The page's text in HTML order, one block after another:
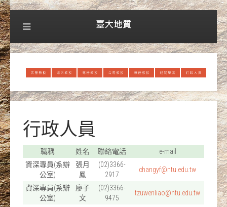
行政人員
職稱 姓名 聯絡電話
e-mail
資深專員(系辦
公室)
張月
鳳
(02)3366-
2917
changyf@ntu.edu.tw
資深專員(系辦
公室)
廖子
文
(02)3366-
9475
tzuwenliao@ntu.edu.tw